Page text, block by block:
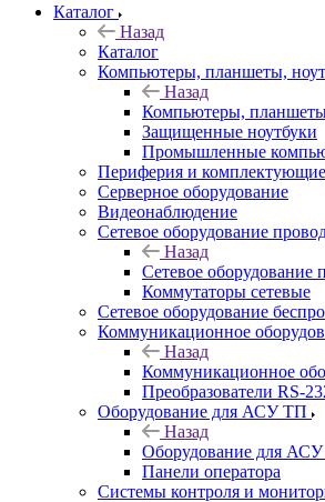
Каталог
Назад
Каталог
Компьютеры, планшеты,
Назад
Компьютеры,
Защищенные ноутбуки
Промышленные
Периферия и комплектующие
Серверное оборудование
Видеонаблюдение
Сетевое оборудование
Назад
Сетевое оборудование
Коммутаторы сетевые
Сетевое оборудование
Коммуникационное
Назад
Коммуникационное
Преобразователи RS-
Оборудование для АСУ ТП
Назад
Оборудование для
Панели оператора
Системы контроля и